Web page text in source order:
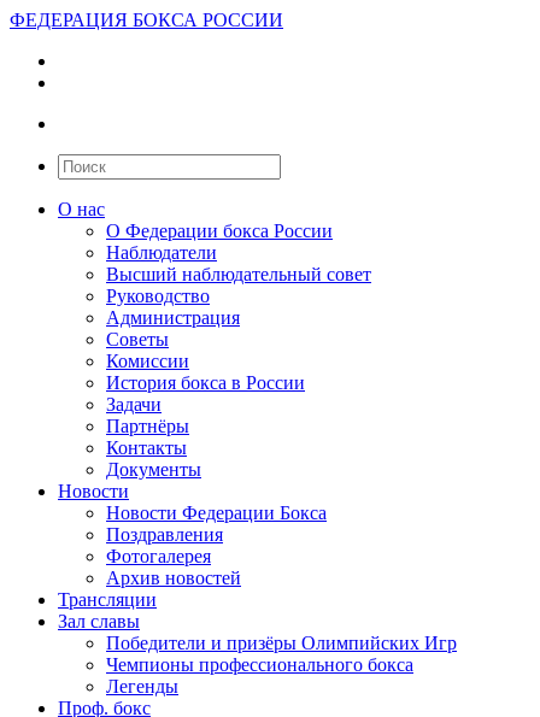
ФЕДЕРАЦИЯ БОКСА РОССИИ
О нас
О Федерации бокса России
Наблюдатели
Высший наблюдательный совет
Руководство
Администрация
Советы
Комиссии
История бокса в России
Задачи
Партнёры
Контакты
Документы
Новости
Новости Федерации Бокса
Поздравления
Фотогалерея
Архив новостей
Трансляции
Зал славы
Победители и призёры Олимпийских Игр
Чемпионы профессионального бокса
Легенды
Проф. бокс